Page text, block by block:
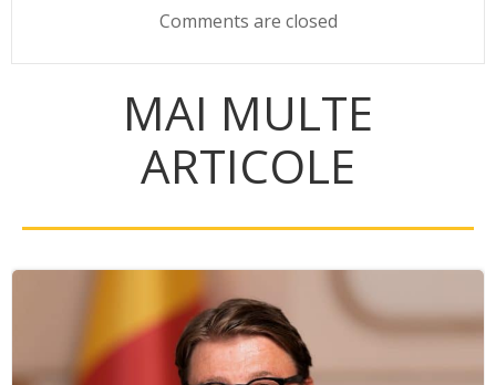
Comments are closed
MAI MULTE
ARTICOLE